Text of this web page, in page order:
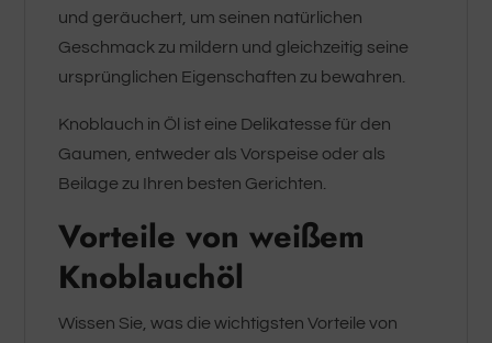
und geräuchert, um seinen natürlichen
Geschmack zu mildern und gleichzeitig seine
ursprünglichen Eigenschaften zu bewahren.
Knoblauch in Öl ist eine Delikatesse für den
Gaumen, entweder als Vorspeise oder als
Beilage zu Ihren besten Gerichten.
Vorteile von weißem
Knoblauchöl
Wissen Sie, was die wichtigsten Vorteile von